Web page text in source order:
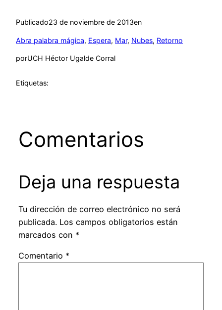
Publicado23 de noviembre de 2013en
Abra palabra mágica, Espera, Mar, Nubes, Retorno
porUCH Héctor Ugalde Corral
Etiquetas:
Comentarios
Deja una respuesta
Tu dirección de correo electrónico no será
publicada. Los campos obligatorios están
marcados con *
Comentario *